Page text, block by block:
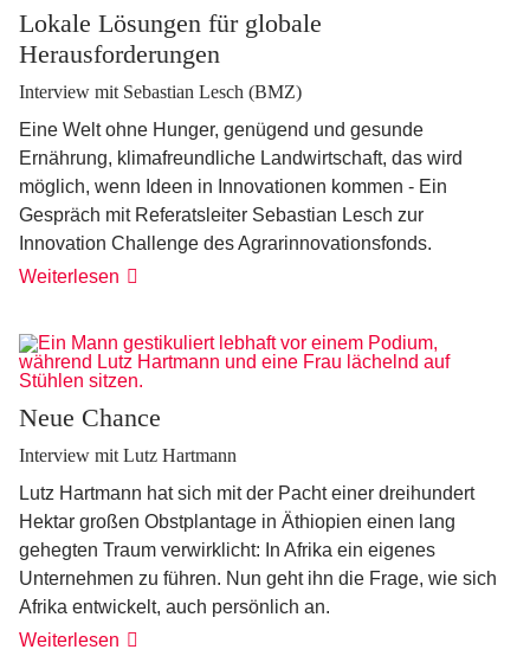
Lokale Lösungen für globale
Herausforderungen
Interview mit Sebastian Lesch (BMZ)
Eine Welt ohne Hunger, genügend und gesunde
Ernährung, klimafreundliche Landwirtschaft, das wird
möglich, wenn Ideen in Innovationen kommen - Ein
Gespräch mit Referatsleiter Sebastian Lesch zur
Innovation Challenge des Agrarinnovationsfonds.
Weiterlesen Lokale
globale
Herausforderungen
Neue Chance
Interview mit Lutz Hartmann
Lutz Hartmann hat sich mit der Pacht einer dreihundert
Hektar großen Obstplantage in Äthiopien einen lang
gehegten Traum verwirklicht: In Afrika ein eigenes
Unternehmen zu führen. Nun geht ihn die Frage, wie sich
Afrika entwickelt, auch persönlich an.
Weiterlesen Neue